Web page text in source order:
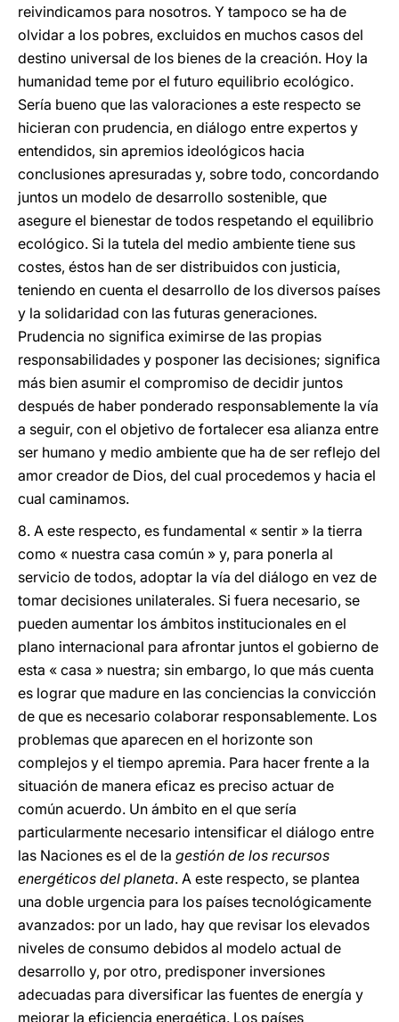
reivindicamos para nosotros. Y tampoco se ha de
olvidar a los pobres, excluidos en muchos casos del
destino universal de los bienes de la creación. Hoy la
humanidad teme por el futuro equilibrio ecológico.
Sería bueno que las valoraciones a este respecto se
hicieran con prudencia, en diálogo entre expertos y
entendidos, sin apremios ideológicos hacia
conclusiones apresuradas y, sobre todo, concordando
juntos un modelo de desarrollo sostenible, que
asegure el bienestar de todos respetando el equilibrio
ecológico. Si la tutela del medio ambiente tiene sus
costes, éstos han de ser distribuidos con justicia,
teniendo en cuenta el desarrollo de los diversos países
y la solidaridad con las futuras generaciones.
Prudencia no significa eximirse de las propias
responsabilidades y posponer las decisiones; significa
más bien asumir el compromiso de decidir juntos
después de haber ponderado responsablemente la vía
a seguir, con el objetivo de fortalecer esa alianza entre
ser humano y medio ambiente que ha de ser reflejo del
amor creador de Dios, del cual procedemos y hacia el
cual caminamos.
8. A este respecto, es fundamental « sentir » la tierra
como « nuestra casa común » y, para ponerla al
servicio de todos, adoptar la vía del diálogo en vez de
tomar decisiones unilaterales. Si fuera necesario, se
pueden aumentar los ámbitos institucionales en el
plano internacional para afrontar juntos el gobierno de
esta « casa » nuestra; sin embargo, lo que más cuenta
es lograr que madure en las conciencias la convicción
de que es necesario colaborar responsablemente. Los
problemas que aparecen en el horizonte son
complejos y el tiempo apremia. Para hacer frente a la
situación de manera eficaz es preciso actuar de
común acuerdo. Un ámbito en el que sería
particularmente necesario intensificar el diálogo entre
las Naciones es el de la gestión de los recursos
energéticos del planeta. A este respecto, se plantea
una doble urgencia para los países tecnológicamente
avanzados: por un lado, hay que revisar los elevados
niveles de consumo debidos al modelo actual de
desarrollo y, por otro, predisponer inversiones
adecuadas para diversificar las fuentes de energía y
mejorar la eficiencia energética. Los países